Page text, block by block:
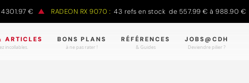
€ RADEON RX 9070 : 43 refs en stock de 557.99 € à 988.90 €
ARTICLES
incollables.
BONS PLANS
à ne pas rater !
RÉFÉRENCES
& Guides
JOBS@CDH
Deviendre pilier ?